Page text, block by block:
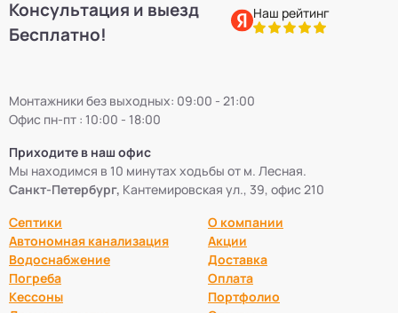
Консультация и выезд
Бесплатно!
Наш рейтинг
Монтажники без выходных: 09:00 - 21:00
Офис пн-пт : 10:00 - 18:00
Приходите в наш офис
Мы находимся в 10 минутах ходьбы от м. Лесная.
Санкт-Петербург, Кантемировская ул., 39, офис 210
Септики
Автономная канализация
Водоснабжение
Погреба
Кессоны
О компании
Акции
Доставка
Оплата
Портфолио